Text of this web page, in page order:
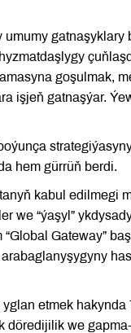
gatnaşyklary
goşulmak,
işjeň gatnaşýar.
hem gürrüň berdi.
kabul edilmegi
we “ýaşyl”
Gateway”
etmek hakynda
döredijilik we